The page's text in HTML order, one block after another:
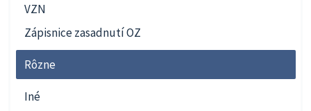
VZN
Zápisnice zasadnutí OZ
Rôzne
Iné